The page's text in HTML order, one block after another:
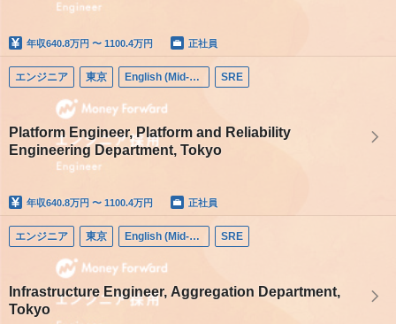
年収640.8万円 〜 1100.4万円 正社員
エンジニア 東京 English (Mid-career) SRE
Platform Engineer, Platform and Reliability
Engineering Department, Tokyo
年収640.8万円 〜 1100.4万円 正社員
エンジニア 東京 English (Mid-career) SRE
Infrastructure Engineer, Aggregation Department,
Tokyo